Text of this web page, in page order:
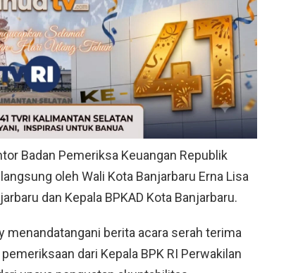
Badan Pemeriksa Keuangan Republik
oleh Wali Kota Banjarbaru Erna Lisa
dan Kepala BPKAD Kota Banjarbaru.
menandatangani berita acara serah terima
dari Kepala BPK RI Perwakilan